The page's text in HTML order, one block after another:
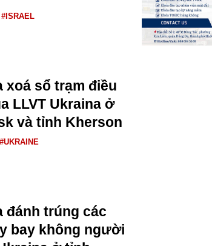
#ISRAEL
xoá sổ trạm điều
LLVT Ukraina ở
và tỉnh Kherson
#UKRAINE
đánh trúng các
bay không người